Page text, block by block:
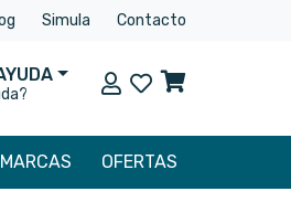
Simula Contacto
Mi cuenta
MARCAS OFERTAS